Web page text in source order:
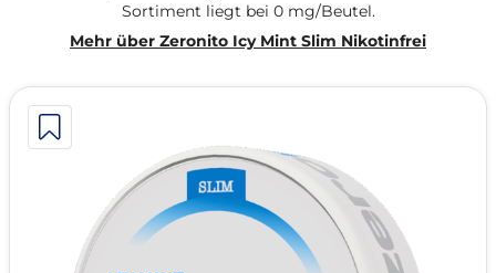
Sortiment liegt bei 0 mg/Beutel.
Mehr über Zeronito Icy Mint Slim Nikotinfrei